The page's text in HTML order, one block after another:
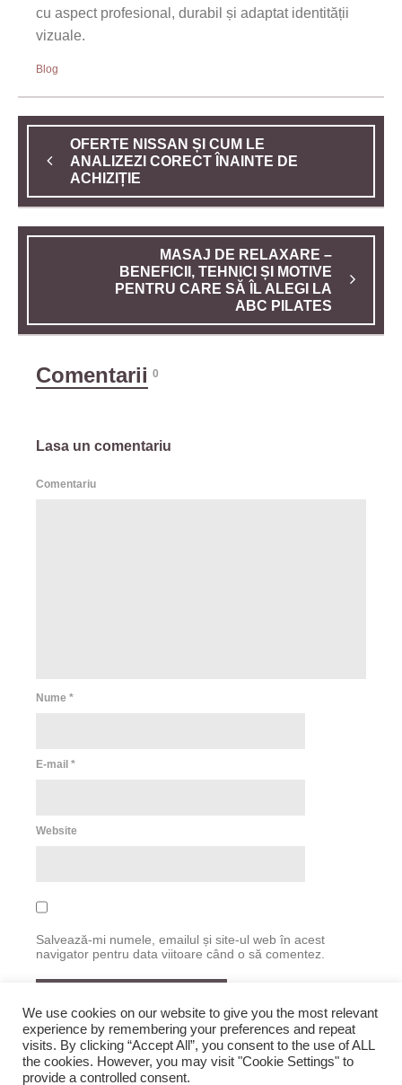
cu aspect profesional, durabil și adaptat identității
vizuale.
Blog
OFERTE NISSAN ȘI CUM LE
ANALIZEZI CORECT ÎNAINTE DE
ACHIZIȚIE
MASAJ DE RELAXARE –
BENEFICII, TEHNICI ȘI MOTIVE
PENTRU CARE SĂ ÎL ALEGI LA
ABC PILATES
Comentarii 0
Lasa un comentariu
Comentariu
Nume *
E-mail *
Website
Salvează-mi numele, emailul și site-ul web în acest
navigator pentru data viitoare când o să comentez.
We use cookies on our website to give you the most relevant
experience by remembering your preferences and repeat
visits. By clicking “Accept All”, you consent to the use of ALL
the cookies. However, you may visit "Cookie Settings" to
provide a controlled consent.